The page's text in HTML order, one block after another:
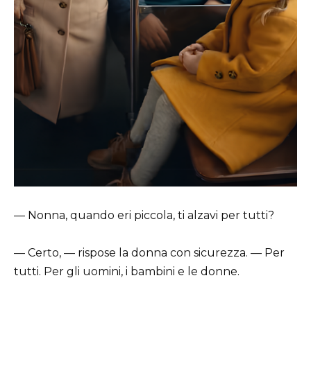
— Nonna, quando eri piccola, ti alzavi per tutti?
— Certo, — rispose la donna con sicurezza. — Per
tutti. Per gli uomini, i bambini e le donne.